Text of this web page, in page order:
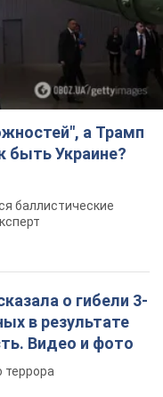
а Трамп
быть Украине?
баллистические
о гибели 3-
в результате
Видео и фото
террора